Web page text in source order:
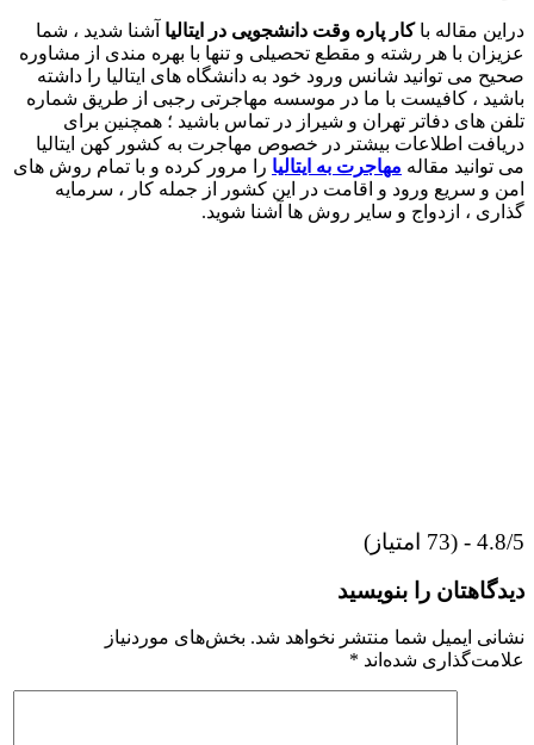
دراین مقاله باكار پاره وقت دانشجویی در ایتالیا ​ آشنا شدید ، شما
عزیزان با هر رشته و مقطع تحصیلی و تنها با بهره مندی از مشاوره
صحیح می توانید شانس ورود خود به دانشگاه های ایتالیا را داشته
باشید ، کافیست با ما در موسسه مهاجرتی رجبی از طریق شماره
تلفن های دفاتر تهران و شیراز در تماس باشید ؛ همچنین برای
دریافت اطلاعات بیشتر در خصوص مهاجرت به کشور کهن ایتالیا
می توانید مقاله مهاجرت به ایتالیا را مرور کرده و با تمام روش های
امن و سریع ورود و اقامت در این کشور از جمله کار ، سرمایه
گذاری ، ازدواج و سایر روش ها آشنا شوید.
4.8/5 - (73 امتیاز)
دیدگاهتان را بنویسید
نشانی ایمیل شما منتشر نخواهد شد. بخش‌های موردنیاز
علامت‌گذاری شده‌اند *